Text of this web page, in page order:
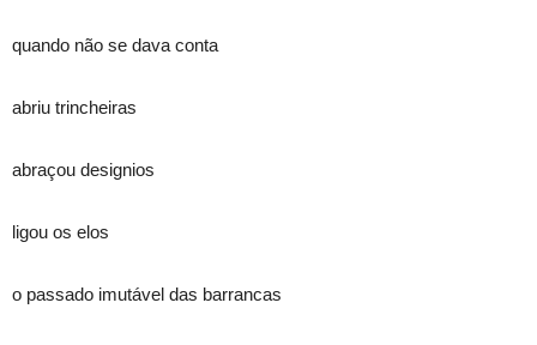
quando não se dava conta
abriu trincheiras
abraçou designios
ligou os elos
o passado imutável das barrancas